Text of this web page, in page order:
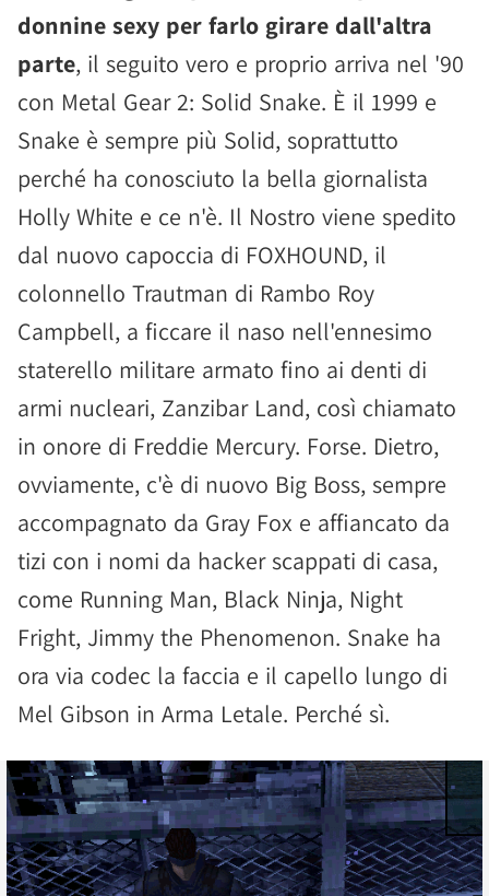
donnine sexy per farlo girare dall'altra
parte, il seguito vero e proprio arriva nel '90
con Metal Gear 2: Solid Snake. È il 1999 e
Snake è sempre più Solid, soprattutto
perché ha conosciuto la bella giornalista
Holly White e ce n'è. Il Nostro viene spedito
dal nuovo capoccia di FOXHOUND, il
colonnello Trautman di Rambo Roy
Campbell, a ficcare il naso nell'ennesimo
staterello militare armato fino ai denti di
armi nucleari, Zanzibar Land, così chiamato
in onore di Freddie Mercury. Forse. Dietro,
ovviamente, c'è di nuovo Big Boss, sempre
accompagnato da Gray Fox e affiancato da
tizi con i nomi da hacker scappati di casa,
come Running Man, Black Ninja, Night
Fright, Jimmy the Phenomenon. Snake ha
ora via codec la faccia e il capello lungo di
Mel Gibson in Arma Letale. Perché sì.